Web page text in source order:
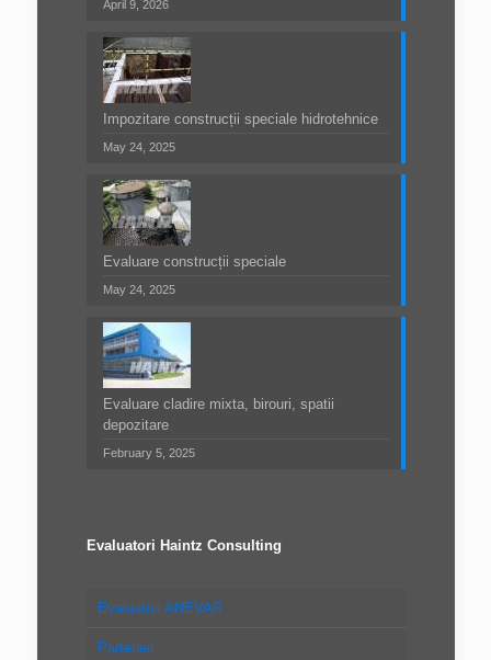
April 9, 2026
Impozitare construcții speciale hidrotehnice
May 24, 2025
Evaluare construcții speciale
May 24, 2025
Evaluare cladire mixta, birouri, spatii
depozitare
February 5, 2025
Evaluatori Haintz Consulting
Evaluatori ANEVAR
Parteneri